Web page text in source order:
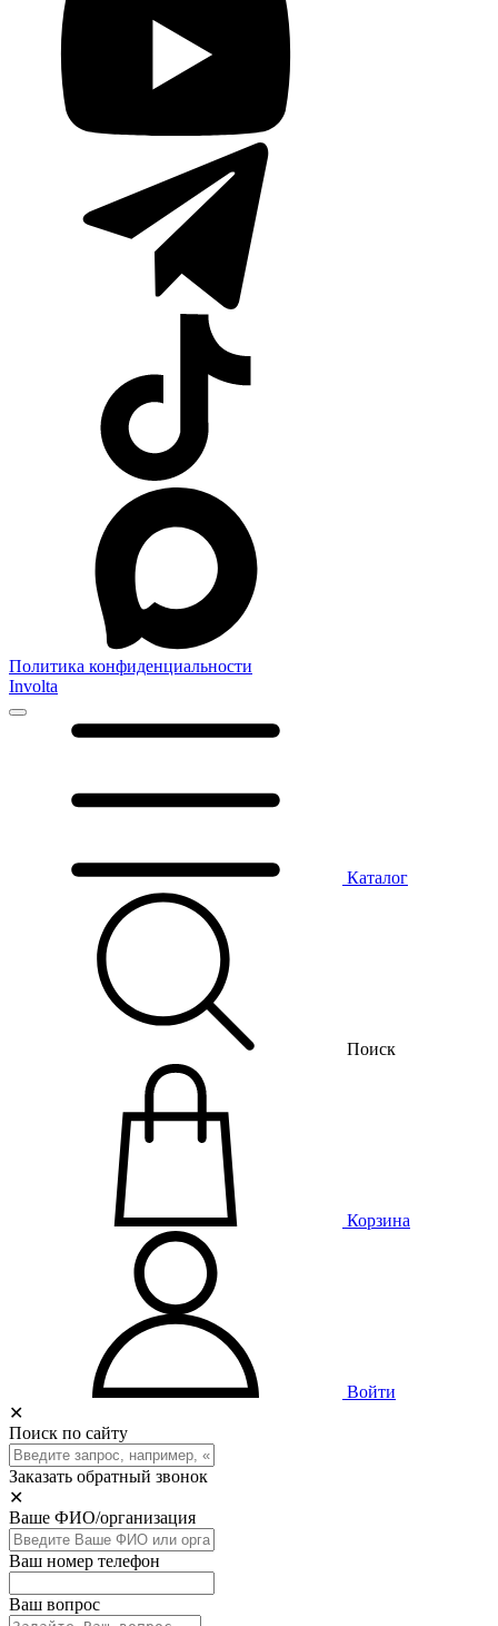
Политика конфиденциальности
Involta
Каталог
Поиск
Корзина
Войти
✕
Поиск по сайту
Заказать обратный звонок
✕
Ваше ФИО/организация
Ваш номер телефон
Ваш вопрос